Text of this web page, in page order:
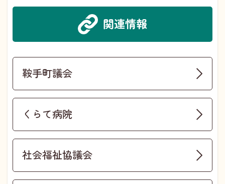
関連情報
鞍手町議会
くらて病院
社会福祉協議会